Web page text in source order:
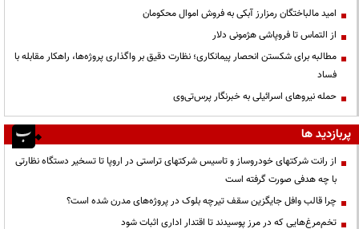
امید مالباختگان رمزارز آبکی به فروش اموال محکومان
از التماس تا فروپاشی هژمونی دلار
مطالبه برای شکستن انحصار پیمانکاری؛ نظارت دقیق بر واگذاری پروژه‌ها، راهکار مقابله با
فساد
حمله نیروهای اسرائیلی به خبرنگار پرس‌تی‌وی
پربازدید ها
از رانت‌ شرکتهای خودروساز و تاسیس شرکتهای تراستی در اروپا تا تسخیر دستگاه نظارتی
با چه هدفی صورت گرفته است
چرا قالب وافل جایگزین سقف تیرچه بلوک در پروژه‌های مدرن شده است؟
تخم‌مرغ‌هایی که در مرز پوسیدند تا اقتدار اداری اثبات شود